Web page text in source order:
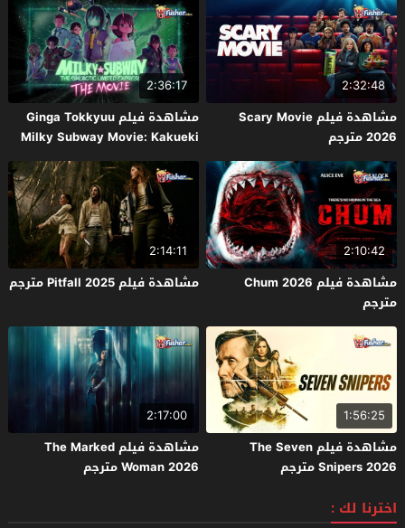
2:32:48
مشاهدة فيلم Scary Movie
2026 مترجم
2:36:17
مشاهدة فيلم Ginga Tokkyuu
Milky Subway Movie: Kakueki
Teisha Gekijou Yuki 2026 مترجم
2:10:42
مشاهدة فيلم Chum 2026
مترجم
2:14:11
مشاهدة فيلم Pitfall 2025 مترجم
1:56:25
مشاهدة فيلم The Seven
Snipers 2026 مترجم
2:17:00
مشاهدة فيلم The Marked
Woman 2026 مترجم
اخترنا لك :